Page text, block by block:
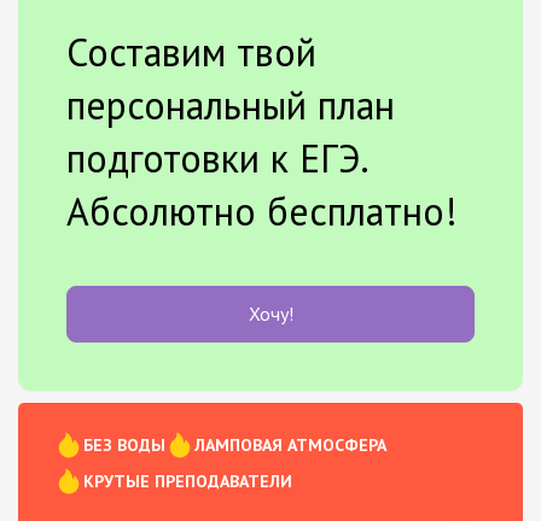
Составим твой
персональный план
подготовки к ЕГЭ.
Абсолютно бесплатно!
Хочу!
БЕЗ ВОДЫ
ЛАМПОВАЯ АТМОСФЕРА
КРУТЫЕ ПРЕПОДАВАТЕЛИ